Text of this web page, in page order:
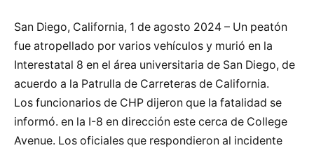
San Diego, California, 1 de agosto 2024 – Un peatón
fue atropellado por varios vehículos y murió en la
Interestatal 8 en el área universitaria de San Diego, de
acuerdo a la Patrulla de Carreteras de California.
Los funcionarios de CHP dijeron que la fatalidad se
informó. en la I-8 en dirección este cerca de College
Avenue. Los oficiales que respondieron al incidente